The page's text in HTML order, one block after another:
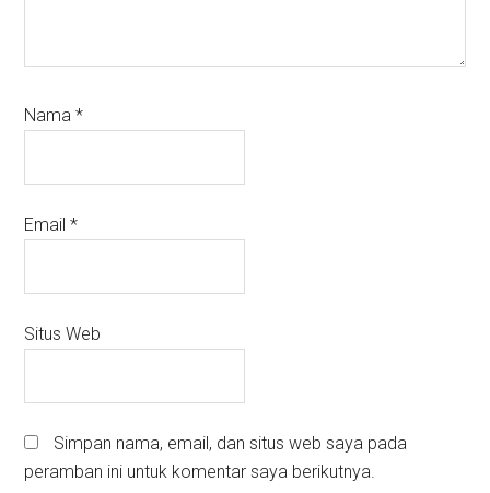
Nama*
Email*
Situs Web
Simpan nama, email, dan situs web saya pada
peramban ini untuk komentar saya berikutnya.